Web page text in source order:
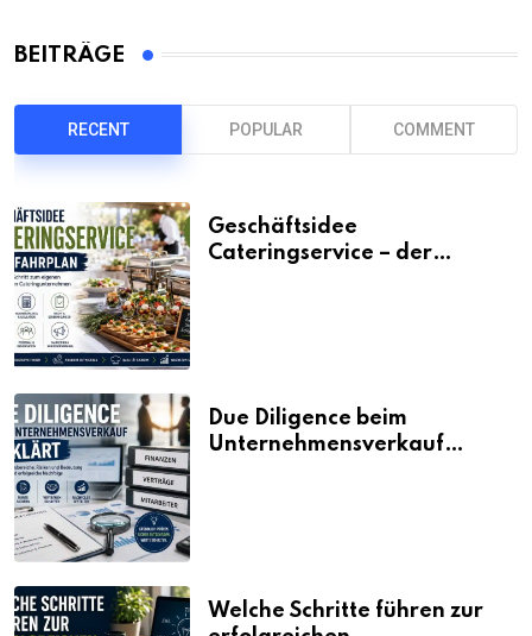
BEITRÄGE
RECENT POPULAR COMMENT
Geschäftsidee
Cateringservice – der
Due Diligence beim
Unternehmensverkauf
Welche Schritte führen zur